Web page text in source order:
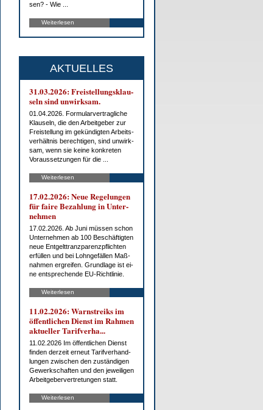
sen? - Wie ...
Weiterlesen
AKTUELLES
31.03.2026: Frei­stel­lungs­klau­
seln sind un­wirk­sam.
01.04.2026. For­mu­lar­ver­trag­li­che
Klau­seln, die den Ar­beit­ge­ber zur
Frei­stel­lung im ge­kün­dig­ten Ar­beits­
ver­hält­nis be­rech­ti­gen, sind un­wirk­
sam, wenn sie kei­ne kon­kre­ten
Vor­aus­set­zun­gen für die ...
Weiterlesen
17.02.2026: Neue Re­ge­lun­gen
für fai­re Be­zah­lung in Un­ter­
neh­men
17.02.2026. Ab Ju­ni müs­sen schon
Un­ter­neh­men ab 100 Be­schäf­tig­ten
neue Ent­gelt­tranz­pa­renz­pflich­ten
er­fül­len und bei Lohn­ge­fäl­len Maß­
nah­men er­grei­fen. Grund­la­ge ist ei­
ne ent­spre­chen­de EU-Richt­li­nie.
Weiterlesen
11.02.2026: Warn­streiks im
öf­fent­li­chen Dienst im Rah­men
ak­tu­el­ler Ta­rif­ver­ha...
11.02.2026 Im öf­fent­li­chen Dienst
fin­den der­zeit er­neut Ta­rif­ver­hand­
lun­gen zwi­schen den zu­stän­di­gen
Ge­werk­schaf­ten und den je­wei­li­gen
Ar­beit­ge­ber­ver­tre­tun­gen statt.
Weiterlesen